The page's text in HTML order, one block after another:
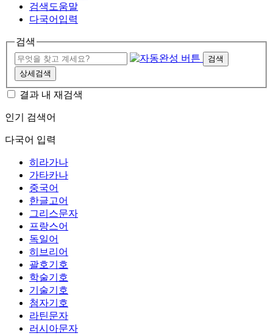
검색도움말
다국어입력
검색
검색
상세검색
결과 내 재검색
인기 검색어
다국어 입력
히라가나
가타카나
중국어
한글고어
그리스문자
프랑스어
독일어
히브리어
괄호기호
학술기호
기술기호
첨자기호
라틴문자
러시아문자